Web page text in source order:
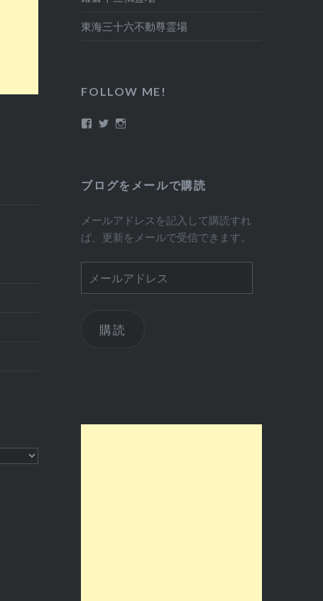
東海三十六不動尊霊場
FOLLOW ME!
Facebook
TwitterInstagram
ブログをメールで購読
メールアドレスを記入して購読すれ
ば、更新をメールで受信できます。
ー
購読